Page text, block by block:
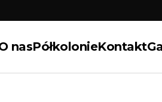
nasPółkolonieKontakt